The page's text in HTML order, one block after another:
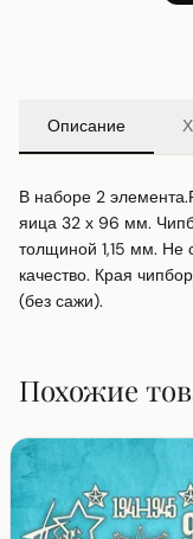
Описание
В наборе 2
яица 32 х 96 мм.
толщиной 1,15 мм. Не
качество. Края
(без сажи).
Похожие